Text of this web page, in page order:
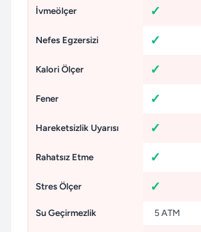
İvmeölçer
Nefes Egzersizi
Kalori Ölçer
Fener
Hareketsizlik Uyarısı
Rahatsız Etme
Stres Ölçer
Su Geçirmezlik 5 ATM